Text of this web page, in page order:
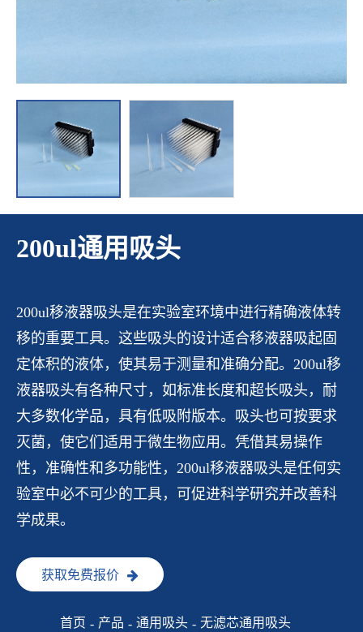
200ul通用吸头
200ul移液器吸头是在实验室环境中进行精确液体转
移的重要工具。这些吸头的设计适合移液器吸起固
定体积的液体，使其易于测量和准确分配。200ul移
液器吸头有各种尺寸，如标准长度和超长吸头，耐
大多数化学品，具有低吸附版本。吸头也可按要求
灭菌，使它们适用于微生物应用。凭借其易操作
性，准确性和多功能性，200ul移液器吸头是任何实
验室中必不可少的工具，可促进科学研究并改善科
学成果。
获取免费报价
首页 产品 通用吸头
无滤芯通用吸头